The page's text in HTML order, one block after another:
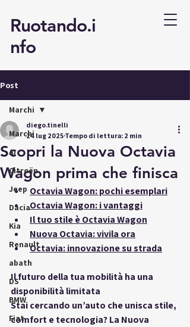
Ruotando.i
nfo
Post
Marchi
AI
Citroën
Jeep
Dacia
Kia
Renault
abath
DS
BMW
Fiat
Marchi
Scopri la Nuova Octavia
Wagon prima che finisca
diego.tinelli
24 lug 2025Tempo di lettura: 2 min
Octavia Wagon: pochi esemplari
Octavia Wagon: i vantaggi
Il tuo stile è Octavia Wagon
Nuova Octavia: vivila ora
Octavia: innovazione su strada
Il futuro della tua mobilità ha una
disponibilità limitata
Stai cercando un’auto che unisca stile,
comfort e tecnologia? La Nuova